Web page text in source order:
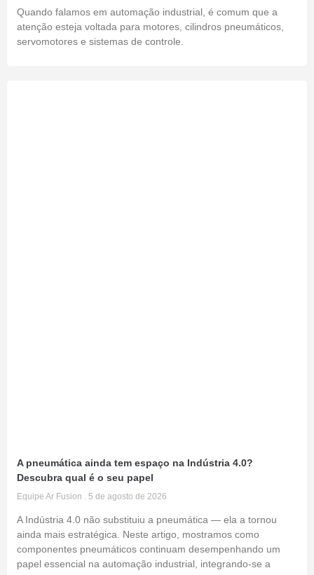
Quando falamos em automação industrial, é comum que a
atenção esteja voltada para motores, cilindros pneumáticos,
servomotores e sistemas de controle.
A pneumática ainda tem espaço na Indústria 4.0?
Descubra qual é o seu papel
Equipe Ar Fusion 5 de agosto de 2026
A Indústria 4.0 não substituiu a pneumática — ela a tornou
ainda mais estratégica. Neste artigo, mostramos como
componentes pneumáticos continuam desempenhando um
papel essencial na automação industrial, integrando-se a